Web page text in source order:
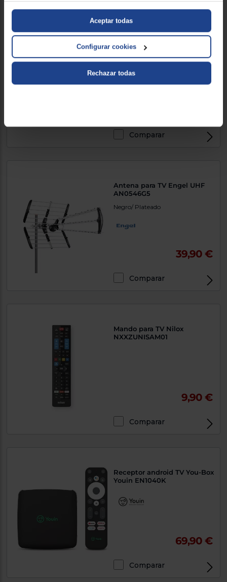
Aceptar todas
Configurar cookies
Rechazar todas
Soporte para TV Engel
AC0572E
47 a 100, Soporte para TV, Negro
Comparar
Antena para TV Engel UHF
AN0546G5
Negro/ Plateado
39,90 €
Comparar
Mando para TV Nilox
NXXZUNISAM01
9,90 €
Comparar
Receptor android TV You-Box
Youin EN1040K
69,90 €
Comparar